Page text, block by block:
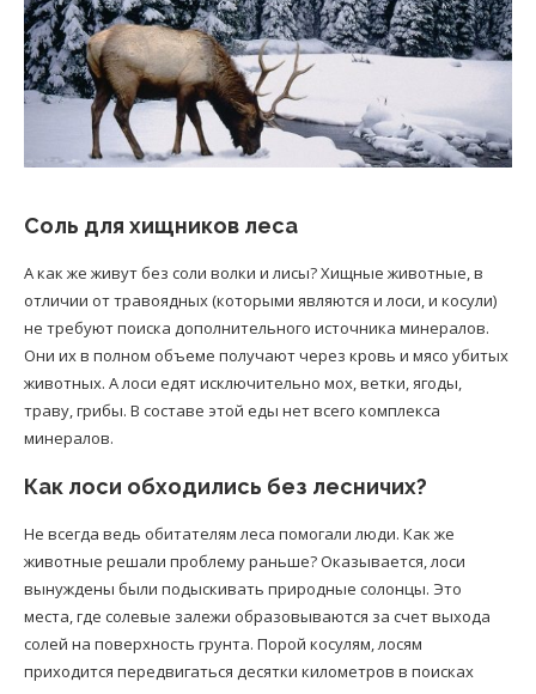
Соль для хищников леса
А как же живут без соли волки и лисы? Хищные животные, в
отличии от травоядных (которыми являются и лоси, и косули)
не требуют поиска дополнительного источника минералов.
Они их в полном объеме получают через кровь и мясо убитых
животных. А лоси едят исключительно мох, ветки, ягоды,
траву, грибы. В составе этой еды нет всего комплекса
минералов.
Как лоси обходились без лесничих?
Не всегда ведь обитателям леса помогали люди. Как же
животные решали проблему раньше? Оказывается, лоси
вынуждены были подыскивать природные солонцы. Это
места, где солевые залежи образовываются за счет выхода
солей на поверхность грунта. Порой косулям, лосям
приходится передвигаться десятки километров в поисках